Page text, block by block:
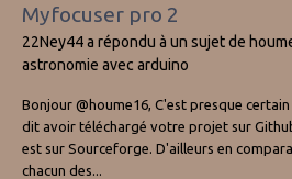
Myfocuser pro 2
22Ney44a répondu à un sujet de
astronomie avec arduino
Bonjour @houme16, C'est presque
dit avoir téléchargé votre projet sur
est sur Sourceforge. D'ailleurs en
chacun des...